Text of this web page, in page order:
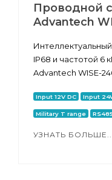
Проводной
Advantech
IP68 и частотой 6
Advantech WISE-
Input 12V DC Input
Military T range RS485
УЗНАТЬ БОЛЬШЕ...